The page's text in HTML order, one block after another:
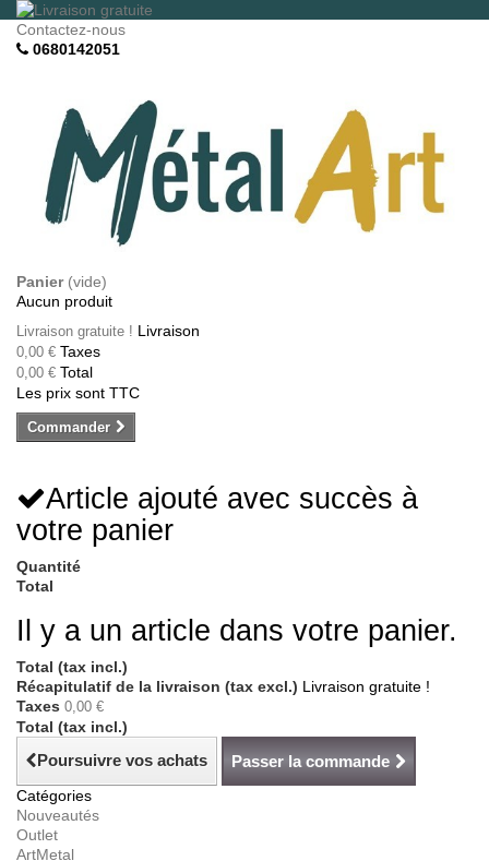
Contactez-nous
0680142051
Panier (vide)
Aucun produit
Livraison gratuite ! Livraison
0,00 € Taxes
0,00 € Total
Les prix sont TTC
Commander
Article ajouté avec succès à
votre panier
Quantité
Total
Il y a un article dans votre panier.
Total (tax incl.)
Récapitulatif de la livraison (tax excl.) Livraison gratuite !
Taxes 0,00 €
Total (tax incl.)
Poursuivre vos achats Passer la commande
Catégories
Nouveautés
Outlet
ArtMetal